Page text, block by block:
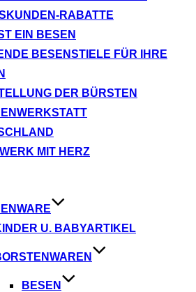
RABATTE
EIN BESEN
BESENSTIELE FÜR IHRE
DER BÜRSTEN
MIT HERZ
U. BABYARTIKEL
BESEN